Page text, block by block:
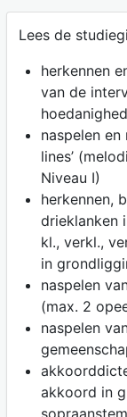
Lees de
herkennen
van de
naspelen en
lines’
Niveau I)
herkennen,
drieklanken
kl., verkl.,
in
naspelen
(max. 2
naspelen
akkoord in
sopraanstem